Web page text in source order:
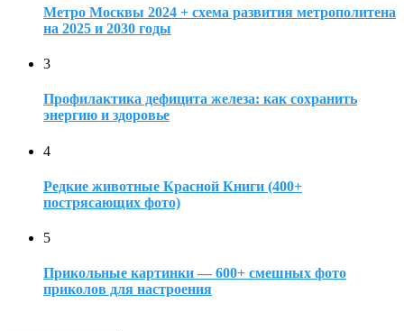
Метро Москвы 2024 + схема развития метрополитена
на 2025 и 2030 годы
3
Профилактика дефицита железа: как сохранить
энергию и здоровье
4
Редкие животные Красной Книги (400+
пострясающих фото)
5
Прикольные картинки — 600+ смешных фото
приколов для настроения